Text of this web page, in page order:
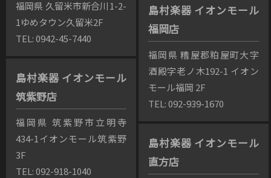
福岡県 久留米市新合川1-2-
1ゆめタウン久留米2F
TEL: 0942-45-7440
島村楽器 イオンモール
福岡店
福岡県 糟屋郡粕屋町大字
酒殿字老ノ木192-1 イオン
モール福岡 2F
TEL: 092-939-1670
島村楽器 イオンモール
筑紫野店
福岡県 筑紫野市立明寺
434-1イオンモール筑紫野
3F
TEL: 092-918-1040
島村楽器 イオンモール
直方店